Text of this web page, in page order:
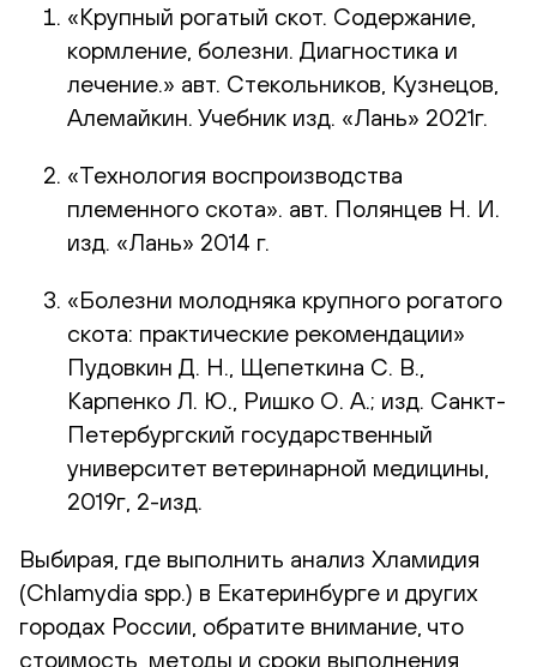
«Крупный рогатый скот. Содержание,
кормление, болезни. Диагностика и
лечение.» авт. Стекольников, Кузнецов,
Алемайкин. Учебник изд. «Лань» 2021г.
«Технология воспроизводства
племенного скота». авт. Полянцев Н. И.
изд. «Лань» 2014 г.
«Болезни молодняка крупного рогатого
скота: практические рекомендации»
Пудовкин Д. Н., Щепеткина С. В.,
Карпенко Л. Ю., Ришко О. А.; изд. Санкт-
Петербургский государственный
университет ветеринарной медицины,
2019г, 2-изд.
Выбирая, где выполнить анализ Хламидия
(Chlamydia spp.) в Екатеринбурге и других
городах России, обратите внимание, что
стоимость, методы и сроки выполнения